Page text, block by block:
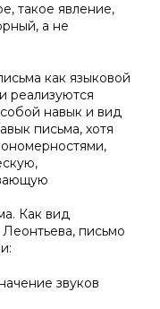
такое явление,
а не
как языковой
реализуются
навык и вид
письма, хотя
Как вид
письмо
звуков